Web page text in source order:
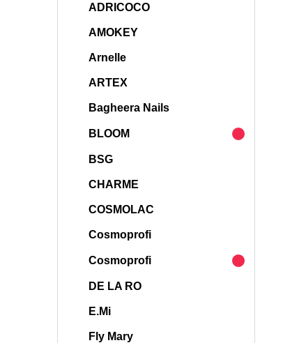
ADRICOCO
AMOKEY
Arnelle
ARTEX
Bagheera Nails
BLOOM
BSG
CHARME
COSMOLAC
Cosmoprofi
Cosmoprofi
DE LA RO
E.Mi
Fly Mary